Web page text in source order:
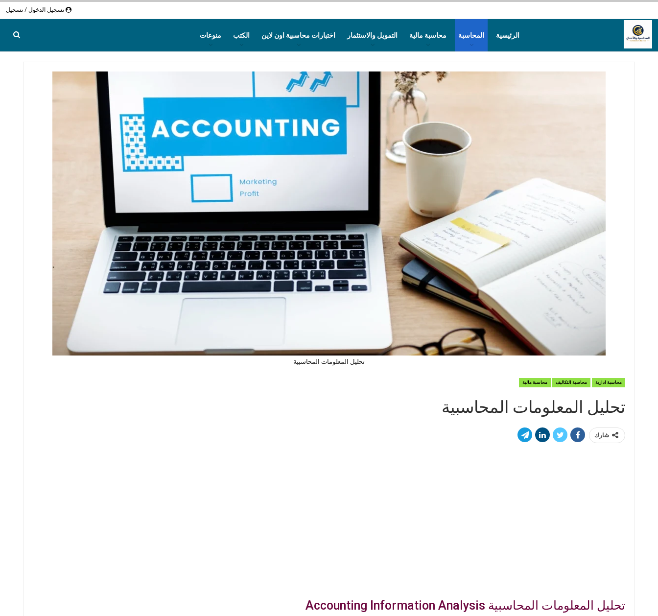
تسجيل الدخول / تسجيل
الرئيسية المحاسبة محاسبة مالية التمويل والاستثمار اختبارات محاسبية اون لاين الكتب منوعات
تحليل المعلومات المحاسبية
محاسبة ادارية محاسبة التكاليف محاسبة مالية
تحليل المعلومات المحاسبية
شارك
تحليل المعلومات المحاسبية Accounting Information Analysis